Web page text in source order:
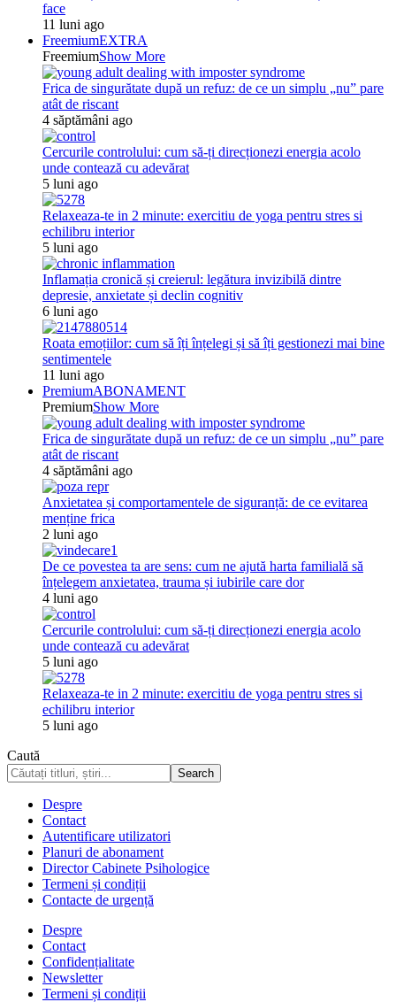
face
11 luni ago
FreemiumEXTRA
FreemiumShow More
Frica de singurătate după un refuz: de ce un simplu „nu” pare
atât de riscant
4 săptămâni ago
Cercurile controlului: cum să-ți direcționezi energia acolo
unde contează cu adevărat
5 luni ago
Relaxeaza-te in 2 minute: exercitiu de yoga pentru stres si
echilibru interior
5 luni ago
Inflamația cronică și creierul: legătura invizibilă dintre
depresie, anxietate și declin cognitiv
6 luni ago
Roata emoțiilor: cum să îți înțelegi și să îți gestionezi mai bine
sentimentele
11 luni ago
PremiumABONAMENT
PremiumShow More
Frica de singurătate după un refuz: de ce un simplu „nu” pare
atât de riscant
4 săptămâni ago
Anxietatea și comportamentele de siguranță: de ce evitarea
menține frica
2 luni ago
De ce povestea ta are sens: cum ne ajută harta familială să
înțelegem anxietatea, trauma și iubirile care dor
4 luni ago
Cercurile controlului: cum să-ți direcționezi energia acolo
unde contează cu adevărat
5 luni ago
Relaxeaza-te in 2 minute: exercitiu de yoga pentru stres si
echilibru interior
5 luni ago
Caută
Despre
Contact
Autentificare utilizatori
Planuri de abonament
Director Cabinete Psihologice
Termeni și condiții
Contacte de urgență
Despre
Contact
Confidențialitate
Newsletter
Termeni și condiții